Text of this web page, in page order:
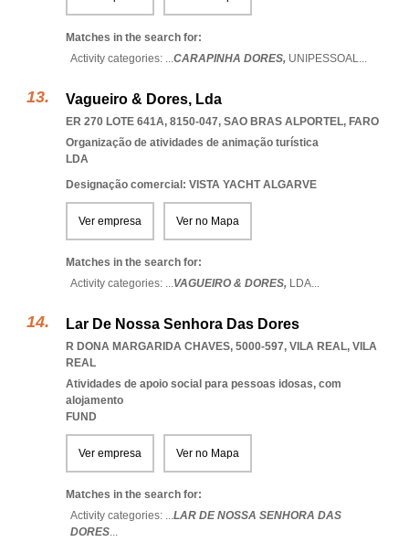
Matches in the search for:
Activity categories: ...CARAPINHA DORES, UNIPESSOAL...
Vagueiro & Dores, Lda
ER 270 LOTE 641A, 8150-047, SAO BRAS ALPORTEL, FARO
Organização de atividades de animação turística
LDA
Designação comercial: VISTA YACHT ALGARVE
Ver empresa Ver no Mapa
Matches in the search for:
Activity categories: ...VAGUEIRO & DORES, LDA...
Lar De Nossa Senhora Das Dores
R DONA MARGARIDA CHAVES, 5000-597, VILA REAL, VILA
REAL
Atividades de apoio social para pessoas idosas, com
alojamento
FUND
Ver empresa Ver no Mapa
Matches in the search for:
Activity categories: ...LAR DE NOSSA SENHORA DAS
DORES...